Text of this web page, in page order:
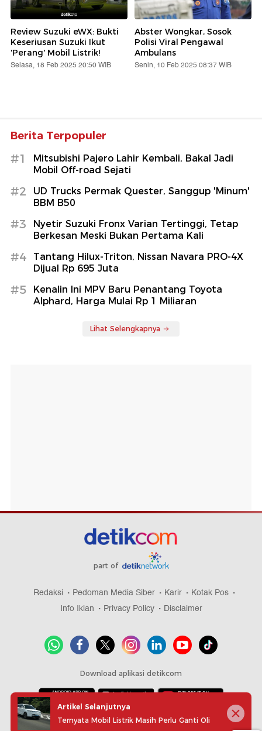
Review Suzuki eWX: Bukti
Keseriusan Suzuki Ikut
'Perang' Mobil Listrik!
Selasa, 18 Feb 2025 20:50 WIB
Abster Wongkar, Sosok
Polisi Viral Pengawal
Ambulans
Senin, 10 Feb 2025 08:37 WIB
Berita Terpopuler
#1
Mitsubishi Pajero Lahir Kembali, Bakal Jadi
Mobil Off-road Sejati
#2
UD Trucks Permak Quester, Sanggup 'Minum'
BBM B50
#3
Nyetir Suzuki Fronx Varian Tertinggi, Tetap
Berkesan Meski Bukan Pertama Kali
#4
Tantang Hilux-Triton, Nissan Navara PRO-4X
Dijual Rp 695 Juta
#5
Kenalin Ini MPV Baru Penantang Toyota
Alphard, Harga Mulai Rp 1 Miliaran
Lihat Selengkapnya
part of
Redaksi Pedoman Media Siber Karir
Kotak Pos
Info Iklan
Privacy Policy Disclaimer
Download aplikasi detikcom
Copyright @ 2026 detikcom, All right reserved
Artikel Selanjutnya
Ternyata Mobil Listrik Masih Perlu Ganti Oli